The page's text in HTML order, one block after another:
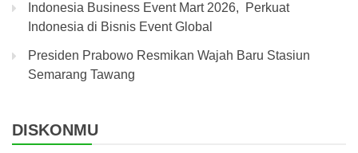
Indonesia Business Event Mart 2026, Perkuat
Indonesia di Bisnis Event Global
Presiden Prabowo Resmikan Wajah Baru Stasiun
Semarang Tawang
DISKONMU